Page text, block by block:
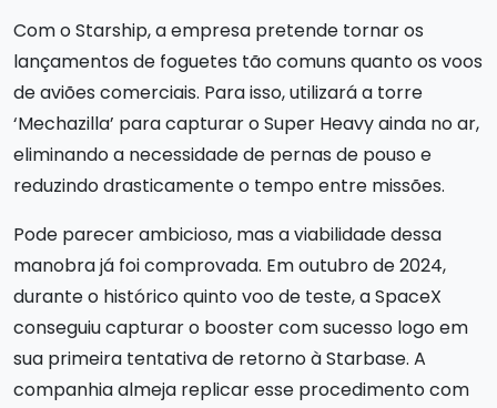
Com o Starship, a empresa pretende tornar os
lançamentos de foguetes tão comuns quanto os voos
de aviões comerciais. Para isso, utilizará a torre
‘Mechazilla’ para capturar o Super Heavy ainda no ar,
eliminando a necessidade de pernas de pouso e
reduzindo drasticamente o tempo entre missões.
Pode parecer ambicioso, mas a viabilidade dessa
manobra já foi comprovada. Em outubro de 2024,
durante o histórico quinto voo de teste, a SpaceX
conseguiu capturar o booster com sucesso logo em
sua primeira tentativa de retorno à Starbase. A
companhia almeja replicar esse procedimento com